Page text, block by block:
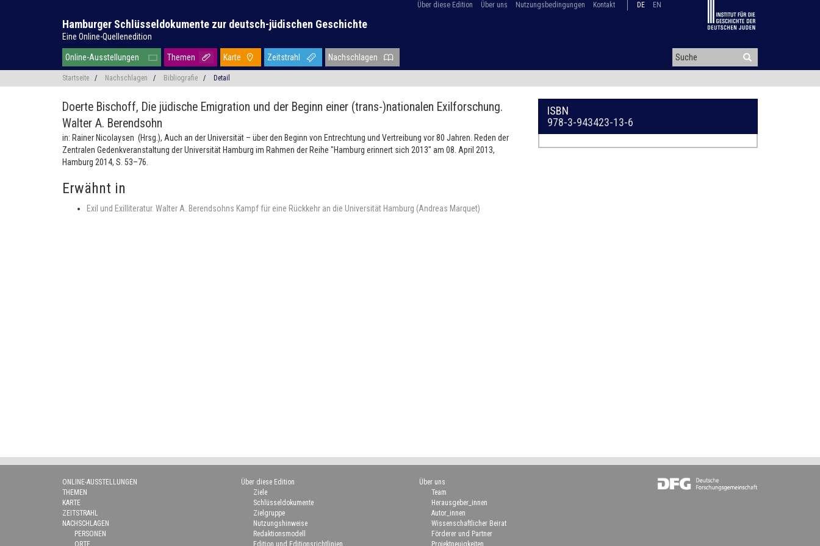
Über diese Edition Über uns Nutzungsbedingungen Kontakt DE EN
Hamburger Schlüsseldokumente zur deutsch-jüdischen Geschichte
Eine Online-Quellenedition
Online-Ausstellungen Themen Karte Zeitstrahl Nachschlagen
Startseite / Nachschlagen / Bibliografie / Detail
Doerte Bischoff, Die jüdische Emigration und der Beginn einer (trans-)nationalen Exilforschung.
Walter A. Berendsohn
in: Rainer Nicolaysen (Hrsg.), Auch an der Universität – über den Beginn von Entrechtung und Vertreibung vor 80 Jahren. Reden der
Zentralen Gedenkveranstaltung der Universität Hamburg im Rahmen der Reihe "Hamburg erinnert sich 2013" am 08. April 2013,
Hamburg 2014, S. 53–76.
Erwähnt in
Exil und Exilliteratur. Walter A. Berendsohns Kampf für eine Rückkehr an die Universität Hamburg (Andreas Marquet)
ISBN
978-3-943423-13-6
ONLINE-AUSSTELLUNGEN
THEMEN
KARTE
ZEITSTRAHL
NACHSCHLAGEN
PERSONEN
ORTE
Über diese Edition
Ziele
Schlüsseldokumente
Zielgruppe
Nutzungshinweise
Redaktionsmodell
Edition und Editionsrichtlinien
Über uns
Team
Herausgeber_innen
Autor_innen
Wissenschaftlicher Beirat
Förderer und Partner
Projektneuigkeiten